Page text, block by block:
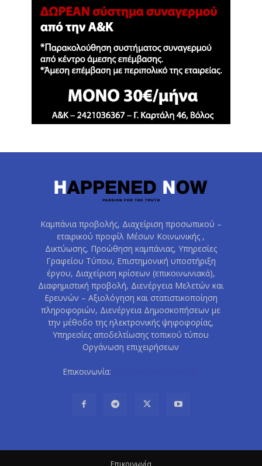
Καμπάνια προβολής, Διαχείριση προσωπικού –
εταιρικού προφίλ Μέσων Κοινωνικής ,
Δικτύωσης, Προώθηση καμπάνιας, Υπηρεσίες
Γραφείου Τύπου, Επιστημονική υποστήριξη
έργου, Διαχείριση κρίσεων (επικοινωνιακά),
Διαφημιστική προβολή, Διενέργεια Μελετών και
Ερευνών – Αξιολόγηση και στατιστικοποίηση
πληροφοριών, Διενέργεια Δημοσκοπήσεων με
την μέθοδο της ηλεκτρονικής ψηφοφορίας,
Υπηρεσίες αποδελτίωσης τοπικού τύπου
Οργάνωση επιχειρήσεων
Επικοινωνία: